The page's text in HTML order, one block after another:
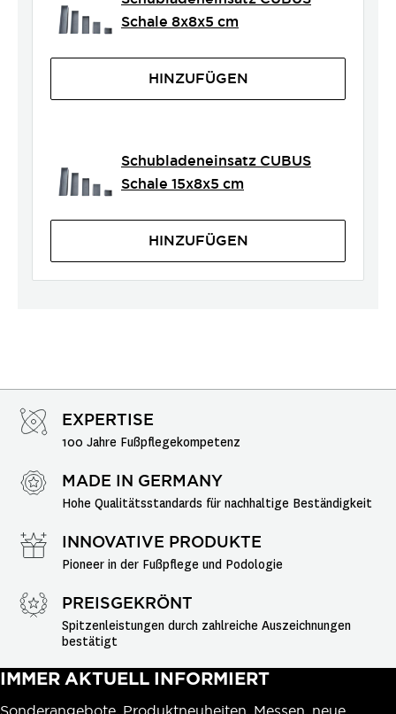
Schale 8x8x5 cm
HINZUFÜGEN
Schubladeneinsatz CUBUS
Schale 15x8x5 cm
HINZUFÜGEN
EXPERTISE
100 Jahre Fußpflegekompetenz
MADE IN GERMANY
Hohe Qualitätsstandards für nachhaltige Beständigkeit
INNOVATIVE PRODUKTE
Pioneer in der Fußpflege und Podologie
PREISGEKRÖNT
Spitzenleistungen durch zahlreiche Auszeichnungen
bestätigt
IMMER AKTUELL INFORMIERT
Sonderangebote, Produktneuheiten, Messen, neue